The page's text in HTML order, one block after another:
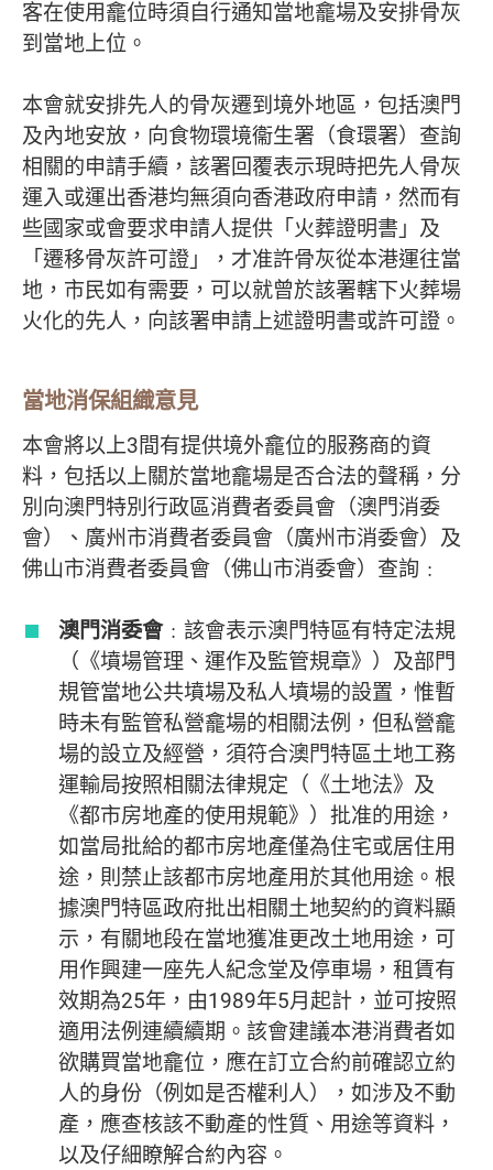
客在使用龕位時須自行通知當地龕場及安排骨灰
到當地上位。
本會就安排先人的骨灰遷到境外地區，包括澳門
及內地安放，向食物環境衞生署（食環署）查詢
相關的申請手續，該署回覆表示現時把先人骨灰
運入或運出香港均無須向香港政府申請，然而有
些國家或會要求申請人提供「火葬證明書」及
「遷移骨灰許可證」，才准許骨灰從本港運往當
地，市民如有需要，可以就曾於該署轄下火葬場
火化的先人，向該署申請上述證明書或許可證。
當地消保組織意見
本會將以上3間有提供境外龕位的服務商的資
料，包括以上關於當地龕場是否合法的聲稱，分
別向澳門特別行政區消費者委員會（澳門消委
會）、廣州市消費者委員會（廣州市消委會）及
佛山市消費者委員會（佛山市消委會）查詢﹕
澳門消委會﹕該會表示澳門特區有特定法規
（《墳場管理、運作及監管規章》）及部門
規管當地公共墳場及私人墳場的設置，惟暫
時未有監管私營龕場的相關法例，但私營龕
場的設立及經營，須符合澳門特區土地工務
運輸局按照相關法律規定（《土地法》及
《都市房地產的使用規範》）批准的用途，
如當局批給的都市房地產僅為住宅或居住用
途，則禁止該都市房地產用於其他用途。根
據澳門特區政府批出相關土地契約的資料顯
示，有關地段在當地獲准更改土地用途，可
用作興建一座先人紀念堂及停車場，租賃有
效期為25年，由1989年5月起計，並可按照
適用法例連續續期。該會建議本港消費者如
欲購買當地龕位，應在訂立合約前確認立約
人的身份（例如是否權利人），如涉及不動
產，應查核該不動產的性質、用途等資料，
以及仔細瞭解合約內容。